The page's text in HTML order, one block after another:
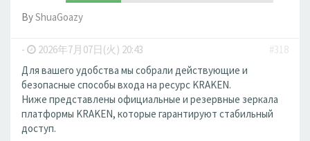
ByShuaGoazy
- 2026年7月07日(火) 20:43
#318
Для вашего удобства мы собрали действующие и
безопасные способы входа на ресурс KRAKEN.
Ниже представлены официальные и резервные зеркала
платформы KRAKEN, которые гарантируют стабильный
доступ.